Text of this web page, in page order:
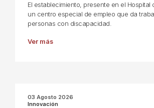
El establecimiento, presente en el Hospital
un centro especial de empleo que da
personas con discapacidad.
Ver más
03 Agosto 2026
Innovación